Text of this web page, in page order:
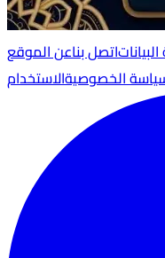
عن الموقعاتصل بنا
الاستخدامالخصوصية